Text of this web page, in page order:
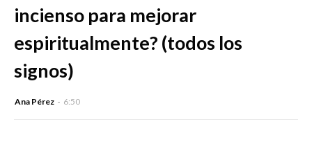
incienso para mejorar
espiritualmente? (todos los
signos)
Ana Pérez 6:50